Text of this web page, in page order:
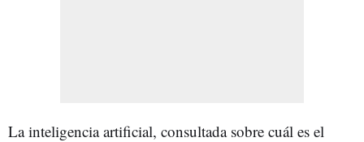
La inteligencia artificial, consultada sobre cuál es el